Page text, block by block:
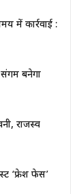
में कार्रवाई :
बनेगा
राजस्व
‘फ्रेश फेस’